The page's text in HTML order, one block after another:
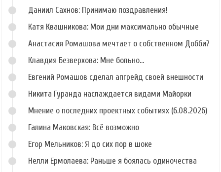
Даниил Сахнов: Принимаю поздравления!
Катя Квашникова: Мои дни максимально обычные
Анастасия Ромашова мечтает о собственном Добби?
Клавдия Безверхова: Мне больно...
Евгений Ромашов сделал апгрейд своей внешности
Никита Гуранда наслаждается видами Майорки
Мнение о последних проектных событиях (6.08.2026)
Галина Маковская: Всё возможно
Егор Мельников: Я до сих пор в шоке
Нелли Ермолаева: Раньше я боялась одиночества